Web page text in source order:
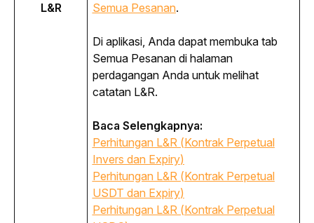
L&R
Semua Pesanan.
Di aplikasi, Anda dapat membuka tab
Semua Pesanan di halaman
perdagangan Anda untuk melihat
catatan L&R.
Baca Selengkapnya:
Perhitungan L&R (Kontrak Perpetual
Invers dan Expiry)
Perhitungan L&R (Kontrak Perpetual
USDT dan Expiry)
Perhitungan L&R (Kontrak Perpetual